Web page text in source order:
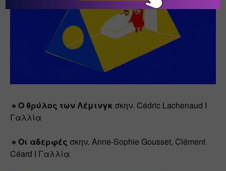
🔸Ο θρύλος των Λέμινγκ σκην. Cédric Lachenaud I
Γαλλία
🔸Οι αδερφές σκην. Anne-Sophie Gousset, Clément
Céard I Γαλλία